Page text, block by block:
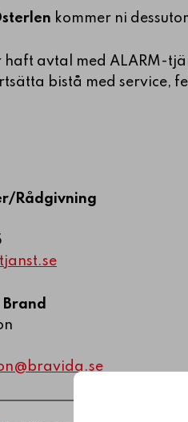
kommer ni
haft avtal med ALARM-
bistå med service,
Rådgivning
Brand